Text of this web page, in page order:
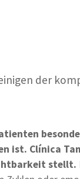
der
ist. Clínica
stellt.